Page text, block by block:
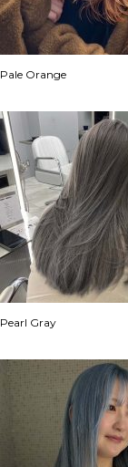
Pale Orange
Pearl Gray